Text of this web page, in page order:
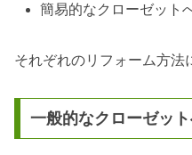
簡易的なクローゼット
それぞれのリフォーム方法
一般的なクローゼッ